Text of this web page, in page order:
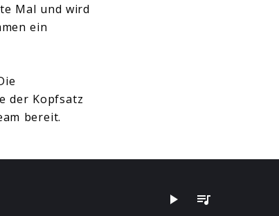
Mal und wird
ein
der Kopfsatz
bereit.